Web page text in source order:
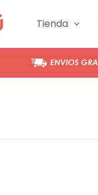
Tienda